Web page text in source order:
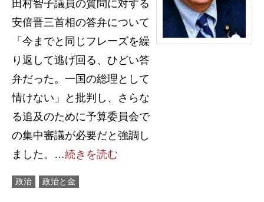
田村智子議員の質問に対する
安倍晋三首相の答弁について
「今までと同じフレーズを繰
り返して逃げ回る、ひどい答
弁だった。一国の総理として
情けない」と批判し、さらな
る追及のために予算委員会で
の集中審議が必要だと強調し
ました。…続きを読む
政治 政治と金